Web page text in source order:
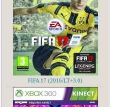
FIFA 17 (2016/LT+3.0)